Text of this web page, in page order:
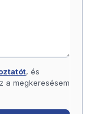
, és
a megkeresésem